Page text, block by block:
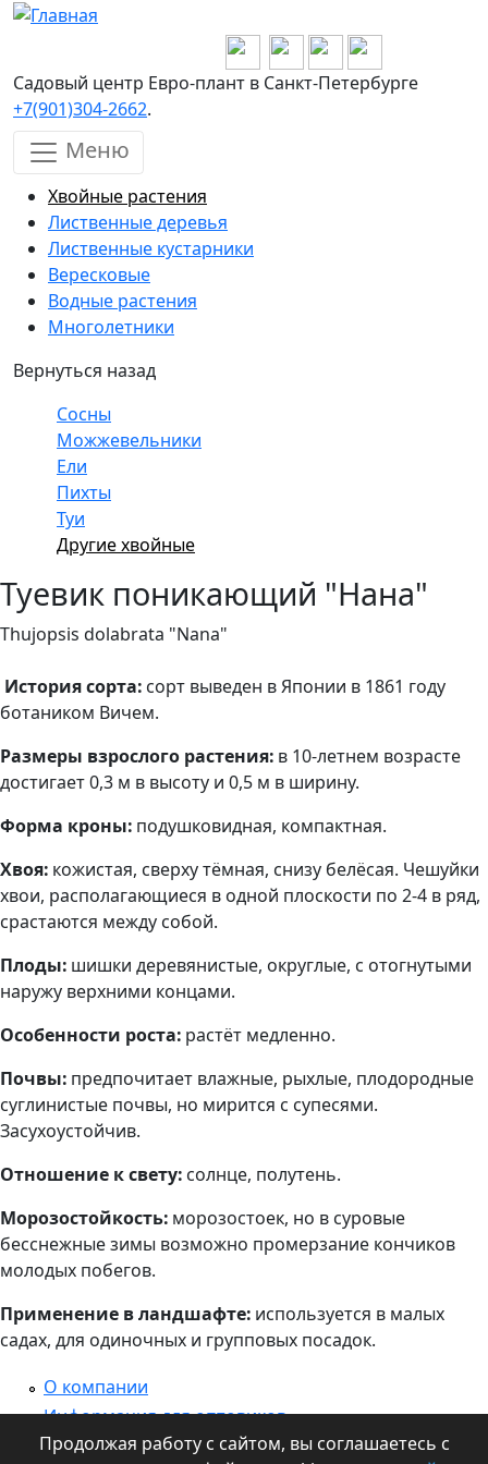
Перейти к основному содержанию
Садовый центр Евро-плант в Санкт-Петербурге
+7(901)304-2662.
Меню
Хвойные растения
Лиственные деревья
Лиственные кустарники
Вересковые
Водные растения
Многолетники
Вернуться назад
Сосны
Можжевельники
Ели
Пихты
Туи
Другие хвойные
Туевик поникающий "Нана"
Thujopsis dolabrata "Nana"
История сорта: сорт выведен в Японии в 1861 году
ботаником Вичем.
Размеры взрослого растения: в 10-летнем возрасте
достигает 0,3 м в высоту и 0,5 м в ширину.
Форма кроны: подушковидная, компактная.
Хвоя: кожистая, сверху тёмная, снизу белёсая. Чешуйки
хвои, располагающиеся в одной плоскости по 2-4 в ряд,
срастаются между собой.
Плоды: шишки деревянистые, округлые, с отогнутыми
наружу верхними концами.
Особенности роста: растёт медленно.
Почвы: предпочитает влажные, рыхлые, плодородные
суглинистые почвы, но мирится с супесями.
Засухоустойчив.
Отношение к свету: солнце, полутень.
Морозостойкость: морозостоек, но в суровые
бесснежные зимы возможно промерзание кончиков
молодых побегов.
Применение в ландшафте: используется в малых
садах, для одиночных и групповых посадок.
О компании
Информация для оптовиков
Контакты
Продолжая работу с сайтом, вы соглашаетесь с